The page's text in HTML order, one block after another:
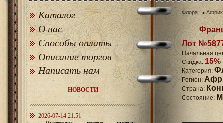
Каталог
О нас
Способы оплаты
Описание торгов
Написать нам
НОВОСТИ
2026-07-14 21:51
Флора
Лот
Начальная
Скидка: 15%
Категория:
Регион:
Страна:
Состояние: